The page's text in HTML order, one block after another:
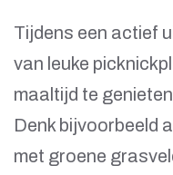
Tijdens een actief
van leuke
maaltijd te
Denk bijvoorbeeld
met groene